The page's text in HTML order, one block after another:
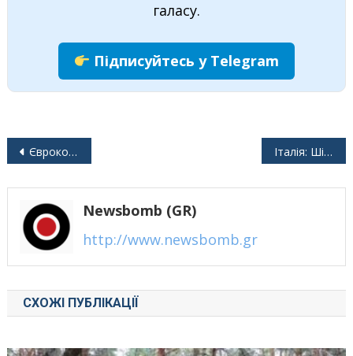
галасу.
Підписуйтесь у Telegram
Навігація
Єврокомісія “залишить двері відкритими” для заборони соціальних мереж Італія: Шість нафтових компаній оштрафовано на €1 млрд за “картель” на ринку пального
Newsbomb (GR)
http://www.newsbomb.gr
СХОЖІ ПУБЛІКАЦІЇ